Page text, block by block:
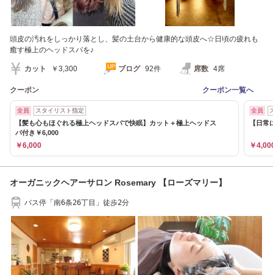
頭皮の汚れをしっかり落とし、髪の土台から健康的な頭皮へ☆日頃の疲れも
癒す極上のヘッドスパを♪
カット ￥3,300 ブログ 92件 席数 4席
クーポン クーポン一覧へ
全員 スタイリスト指定
【髪も心もほぐれる極上ヘッドスパで快眠】カット＋極上ヘッドス
パ付き￥6,000
￥6,000
全員
【日
￥
オーガニックヘアーサロン Rosemary 【ローズマリー】
バス停「南6条26丁目」徒歩2分